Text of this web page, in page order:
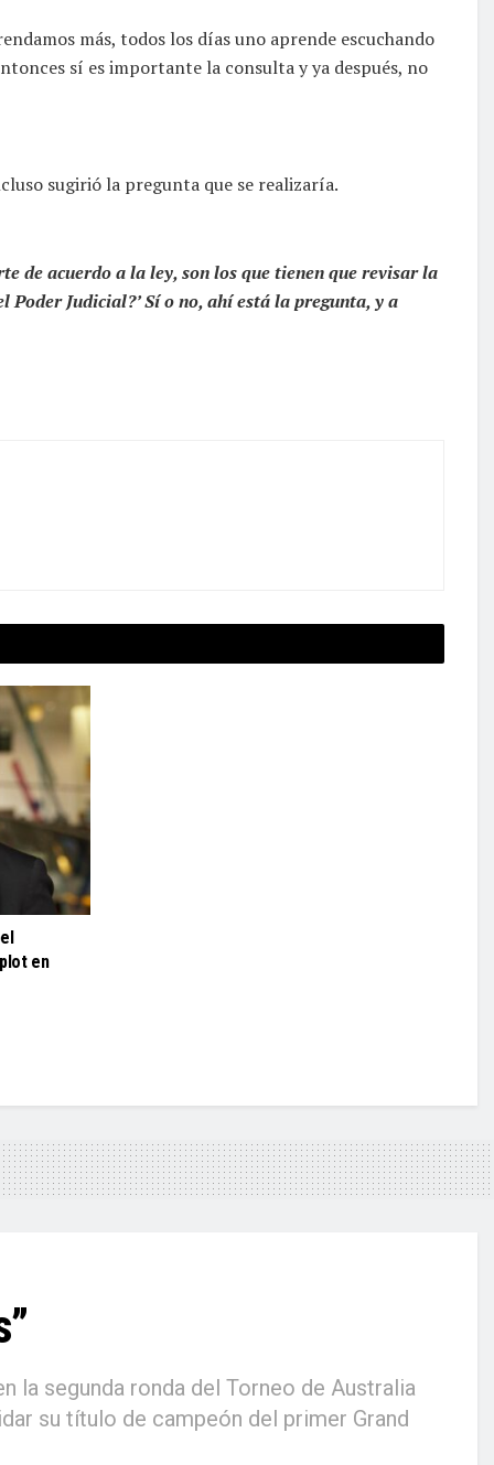
más, todos los días uno aprende escuchando
sí es importante la consulta y ya después, no
sugirió la pregunta que se realizaría.
de acuerdo a la ley, son los que tienen que revisar la
Judicial?’ Sí o no, ahí está la pregunta, y a
en
la segunda ronda del Torneo de Australia
su título de campeón del primer Grand